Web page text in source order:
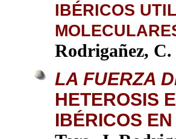
IBÉRICOS
MOLECULARE
Rodrigañez,
LA FUERZA
HETEROSIS
IBÉRICOS